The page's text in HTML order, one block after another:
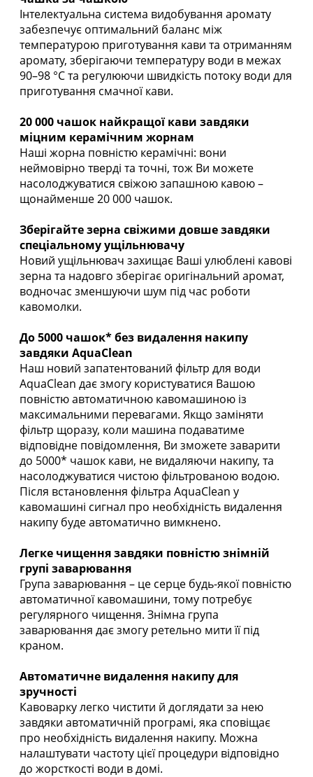
Інтелектуальна система видобування аромату
забезпечує оптимальний баланс між
температурою приготування кави та отриманням
аромату, зберігаючи температуру води в межах
90–98 °C та регулюючи швидкість потоку води для
приготування смачної кави.
20 000 чашок найкращої кави завдяки
міцним керамічним жорнам
Наші жорна повністю керамічні: вони
неймовірно тверді та точні, тож Ви можете
насолоджуватися свіжою запашною кавою –
щонайменше 20 000 чашок.
Зберігайте зерна свіжими довше завдяки
спеціальному ущільнювачу
Новий ущільнювач захищає Ваші улюблені кавові
зерна та надовго зберігає оригінальний аромат,
водночас зменшуючи шум під час роботи
кавомолки.
До 5000 чашок* без видалення накипу
завдяки AquaClean
Наш новий запатентований фільтр для води
AquaClean дає змогу користуватися Вашою
повністю автоматичною кавомашиною із
максимальними перевагами. Якщо заміняти
фільтр щоразу, коли машина подаватиме
відповідне повідомлення, Ви зможете заварити
до 5000* чашок кави, не видаляючи накипу, та
насолоджуватися чистою фільтрованою водою.
Після встановлення фільтра AquaClean у
кавомашині сигнал про необхідність видалення
накипу буде автоматично вимкнено.
Легке чищення завдяки повністю знімній
групі заварювання
Група заварювання – це серце будь-якої повністю
автоматичної кавомашини, тому потребує
регулярного чищення. Знімна група
заварювання дає змогу ретельно мити її під
краном.
Автоматичне видалення накипу для
зручності
Кавоварку легко чистити й доглядати за нею
завдяки автоматичній програмі, яка сповіщає
про необхідність видалення накипу. Можна
налаштувати частоту цієї процедури відповідно
до жорсткості води в домі.